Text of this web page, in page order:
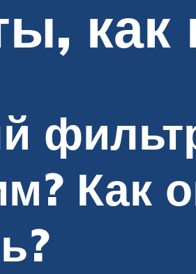
как
Как